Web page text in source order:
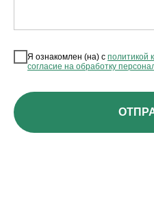
Я ознакомлен (на) с политикой
согласие на обработку